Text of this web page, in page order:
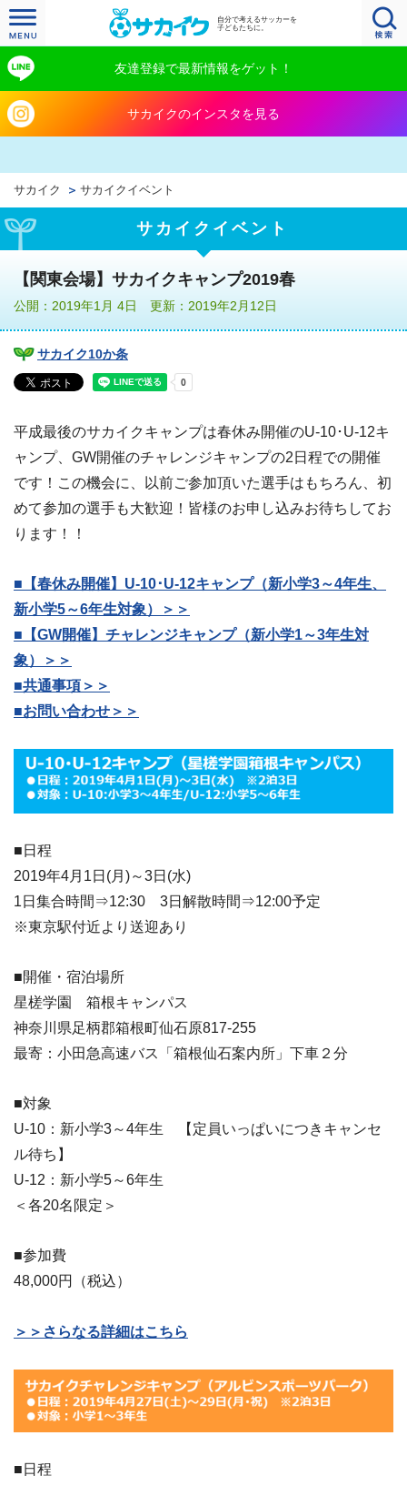
自分で考えるサッカーを
子どもたちに。
友達登録で最新情報をゲット！
サカイクのインスタを見る
サカイク サカイクイベント
サカイクイベント
【関東会場】サカイクキャンプ2019春
公開：2019年1月 4日 更新：2019年2月12日
サカイク10か条
平成最後のサカイクキャンプは春休み開催のU-10･U-12キ
ャンプ、GW開催のチャレンジキャンプの2日程での開催
です！この機会に、以前ご参加頂いた選手はもちろん、初
めて参加の選手も大歓迎！皆様のお申し込みお待ちしてお
ります！！
■【春休み開催】U-10･U-12キャンプ（新小学3～4年生、
新小学5～6年生対象）＞＞
■【GW開催】チャレンジキャンプ（新小学1～3年生対
象）＞＞
■共通事項＞＞
■お問い合わせ＞＞
■日程
2019年4月1日(月)～3日(水)
1日集合時間⇒12:30 3日解散時間⇒12:00予定
※東京駅付近より送迎あり
■開催・宿泊場所
星槎学園 箱根キャンパス
神奈川県足柄郡箱根町仙石原817-255
最寄：小田急高速バス「箱根仙石案内所」下車２分
■対象
U-10：新小学3～4年生 【定員いっぱいにつきキャンセ
ル待ち】
U-12：新小学5～6年生
＜各20名限定＞
■参加費
48,000円（税込）
＞＞さらなる詳細はこちら
■日程